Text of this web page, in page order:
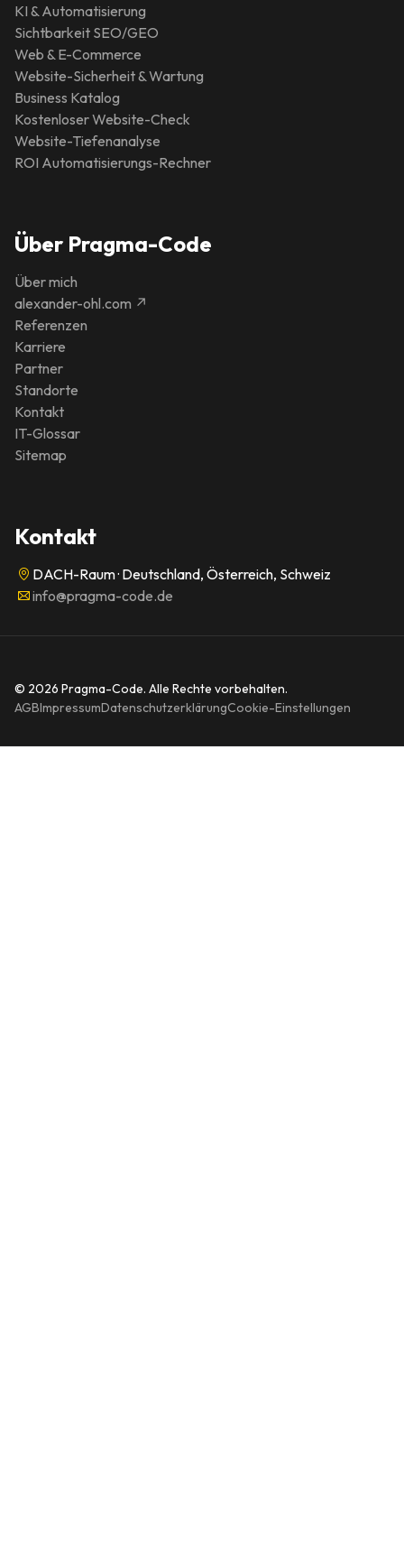
KI & Automatisierung
Sichtbarkeit SEO/GEO
Web & E-Commerce
Website-Sicherheit & Wartung
Business Katalog
Kostenloser Website-Check
Website-Tiefenanalyse
ROI Automatisierungs-Rechner
Über Pragma-Code
Über mich
alexander-ohl.com ↗
Referenzen
Karriere
Partner
Standorte
Kontakt
IT-Glossar
Sitemap
Kontakt
DACH-Raum · Deutschland, Österreich, Schweiz
info@pragma-code.de
© 2026 Pragma-Code. Alle Rechte vorbehalten.
AGBImpressumDatenschutzerklärungCookie-Einstellungen